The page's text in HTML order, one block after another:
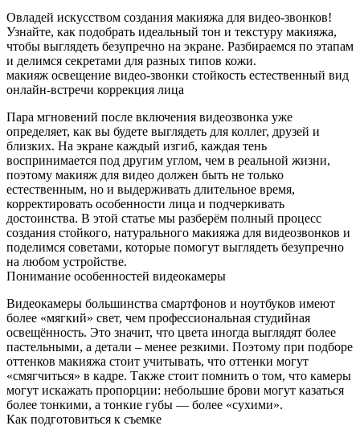
Овладей искусством создания макияжа для видео-звонков!
Узнайте, как подобрать идеальный тон и текстуру макияжа,
чтобы выглядеть безупречно на экране. Разбираемся по этапам
и делимся секретами для разных типов кожи.
макияж освещение видео-звонки стойкость естественный вид
онлайн-встречи коррекция лица
Пара мгновений после включения видеозвонка уже
определяет, как вы будете выглядеть для коллег, друзей и
близких. На экране каждый изгиб, каждая тень
воспринимается под другим углом, чем в реальной жизни,
поэтому макияж для видео должен быть не только
естественным, но и выдерживать длительное время,
корректировать особенности лица и подчеркивать
достоинства. В этой статье мы разберём полный процесс
создания стойкого, натурального макияжа для видеозвонков и
поделимся советами, которые помогут выглядеть безупречно
на любом устройстве.
Понимание особенностей видеокамеры
Видеокамеры большинства смартфонов и ноутбуков имеют
более «мягкий» свет, чем профессиональная студийная
освещённость. Это значит, что цвета иногда выглядят более
пастельными, а детали – менее резкими. Поэтому при подборе
оттенков макияжа стоит учитывать, что оттенки могут
«смягчиться» в кадре. Также стоит помнить о том, что камеры
могут искажать пропорции: небольшие брови могут казаться
более тонкими, а тонкие губы — более «сухими».
Как подготовиться к съемке